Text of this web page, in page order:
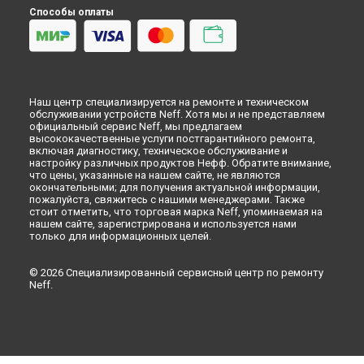
Замена заливного клапана посудомоечной машины Neff в
Красноярске
Замена заливного клапана посудомоечной машины Neff в
Замена заливного клапана посудомоечной машины Neff в
Кирове
Замена заливного клапана посудомоечной машины Neff в
Оренбурге
Замена заливного клапана посудомоечной машины Neff в
Кемерово
Замена заливного клапана посудомоечной машины Neff в
Новокузнецке
Замена заливного клапана посудомоечной машины Neff в
Замена заливного клапана посудомоечной машины Neff в
Астрахани
Способы оплаты
Наш центр специализируется на ремонте и техническом
обслуживании устройств Neff. Хотя мы и не представляем
официальный сервис Neff, мы предлагаем
высококачественные услуги постгарантийного ремонта,
включая диагностику, техническое обслуживание и
настройку различных продуктов Нефф. Обратите внимание,
что цены, указанные на нашем сайте, не являются
окончательными; для получения актуальной информации,
пожалуйста, свяжитесь с нашими менеджерами. Также
стоит отметить, что торговая марка Neff, упоминаемая на
нашем сайте, зарегистрирована и используется нами
только для информационных целей.
© 2026 Специализированный сервисный центр по ремонту
Neff.